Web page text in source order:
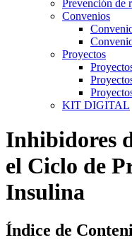
Prevención de
Convenios
Proyectos
KIT DIGITAL
Inhibidores
el Ciclo de
Insulina
Índice de